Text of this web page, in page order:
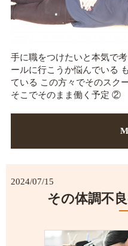
手に職をつけたいと本気で
ールに行こうか悩んでいる
ている この方々でそのス
そこでそのまま働く予定
2024/07/15
その体調不